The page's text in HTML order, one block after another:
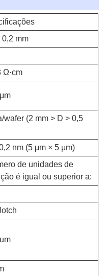
0,2 mm
Ω·cm
wafer (2 mm > D > 0,5
nm (5 μm × 5 μm)
de unidades de
é igual ou superior a: